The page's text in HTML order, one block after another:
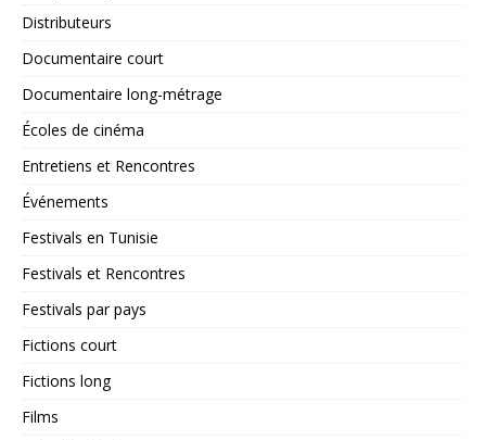
Distributeurs
Documentaire court
Documentaire long-métrage
Écoles de cinéma
Entretiens et Rencontres
Événements
Festivals en Tunisie
Festivals et Rencontres
Festivals par pays
Fictions court
Fictions long
Films